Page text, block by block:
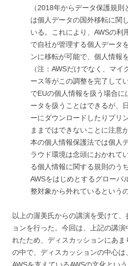
（2018年からデータ保護規
は個人データの国外移転に関
いる。これにより、AWSの利
で自社が管理する個人データ
ンに移転が可能で、個人情報
（注：AWSだけでなく、マ
ース等がこの調整を完了して
でEUの個人情報を扱う場合
ータを扱うことはできるが、
ーにダウンロードしたりプリ
ままではできないことに注意
本の個人情報保護法では個人
ラウド環境は念頭におかれて
る個人情報に関する規則のう
AWSをはじめとするグローバ
整対象から外れているという
以上の渥美氏からの講演を受けて
ョンを行った。今回は、上記の講
れたため、ディスカッションにあ
の中で、ディスカッションの中心は
AWSを支えているAWSの文化という